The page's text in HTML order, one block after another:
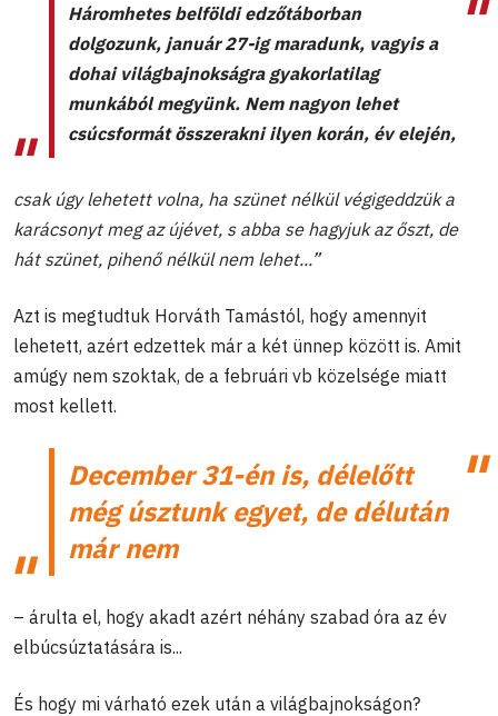
Háromhetes belföldi edzőtáborban
dolgozunk, január 27-ig maradunk, vagyis a
dohai világbajnokságra gyakorlatilag
munkából megyünk. Nem nagyon lehet
csúcsformát összerakni ilyen korán, év elején,
csak úgy lehetett volna, ha szünet nélkül végigeddzük a
karácsonyt meg az újévet, s abba se hagyjuk az őszt, de
hát szünet, pihenő nélkül nem lehet...”
Azt is megtudtuk Horváth Tamástól, hogy amennyit
lehetett, azért edzettek már a két ünnep között is. Amit
amúgy nem szoktak, de a februári vb közelsége miatt
most kellett.
December 31-én is, délelőtt
még úsztunk egyet, de délután
már nem
– árulta el, hogy akadt azért néhány szabad óra az év
elbúcsúztatására is...
És hogy mi várható ezek után a világbajnokságon?